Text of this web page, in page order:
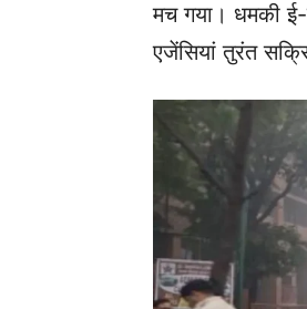
मच गया। धमकी
एजेंसियां तुरंत